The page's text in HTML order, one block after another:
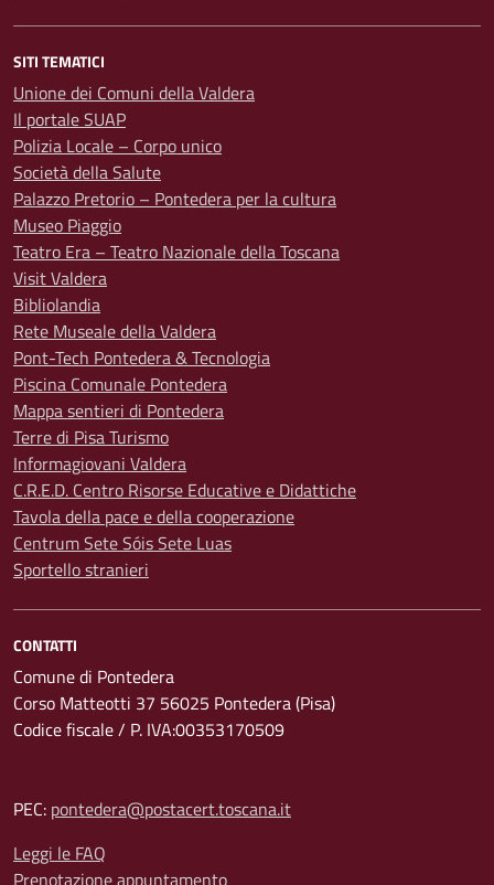
SITI TEMATICI
Unione dei Comuni della Valdera
Il portale SUAP
Polizia Locale – Corpo unico
Società della Salute
Palazzo Pretorio – Pontedera per la cultura
Museo Piaggio
Teatro Era – Teatro Nazionale della Toscana
Visit Valdera
Bibliolandia
Rete Museale della Valdera
Pont-Tech Pontedera & Tecnologia
Piscina Comunale Pontedera
Mappa sentieri di Pontedera
Terre di Pisa Turismo
Informagiovani Valdera
C.R.E.D. Centro Risorse Educative e Didattiche
Tavola della pace e della cooperazione
Centrum Sete Sóis Sete Luas
Sportello stranieri
CONTATTI
Comune di Pontedera
Corso Matteotti 37 56025 Pontedera (Pisa)
Codice fiscale / P. IVA:00353170509
PEC: pontedera@postacert.toscana.it
Leggi le FAQ
Prenotazione appuntamento